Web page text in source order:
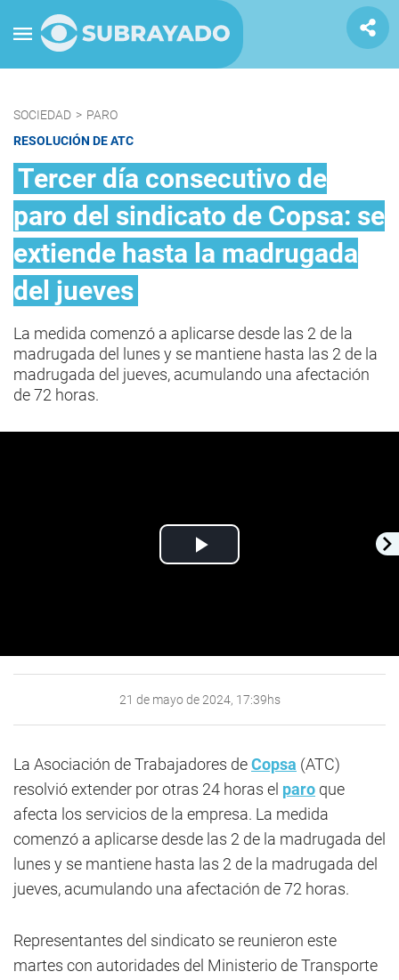
SOCIEDAD > PARO
RESOLUCIÓN DE ATC
Tercer día consecutivo de
paro del sindicato de Copsa: se
extiende hasta la madrugada
del jueves
La medida comenzó a aplicarse desde las 2 de la
madrugada del lunes y se mantiene hasta las 2 de la
madrugada del jueves, acumulando una afectación
de 72 horas.
Play
21 de mayo de 2024, 17:39hs
La Asociación de Trabajadores deCopsa (ATC)
resolvió extender por otras 24 horas el paro que
afecta los servicios de la empresa. La medida
comenzó a aplicarse desde las 2 de la madrugada del
lunes y se mantiene hasta las 2 de la madrugada del
jueves, acumulando una afectación de 72 horas.
Representantes del sindicato se reunieron este
martes con autoridades del Ministerio de Transporte